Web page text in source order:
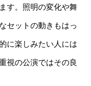
す。照明の変化や舞
セットの動きもはっ
に楽しみたい人には
視の公演ではその良